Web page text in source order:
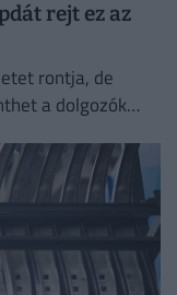
rejt ez az
rontja, de
a dolgozók